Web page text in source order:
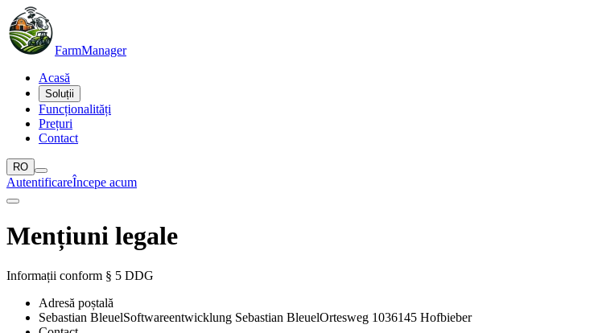
FarmManager
Acasă
Soluții
Funcționalități
Prețuri
Contact
RO
AutentificareÎncepe acum
Mențiuni legale
Informații conform § 5 DDG
Adresă poștală
Sebastian BleuelSoftwareentwicklung Sebastian BleuelOrtesweg 1036145 Hofbieber